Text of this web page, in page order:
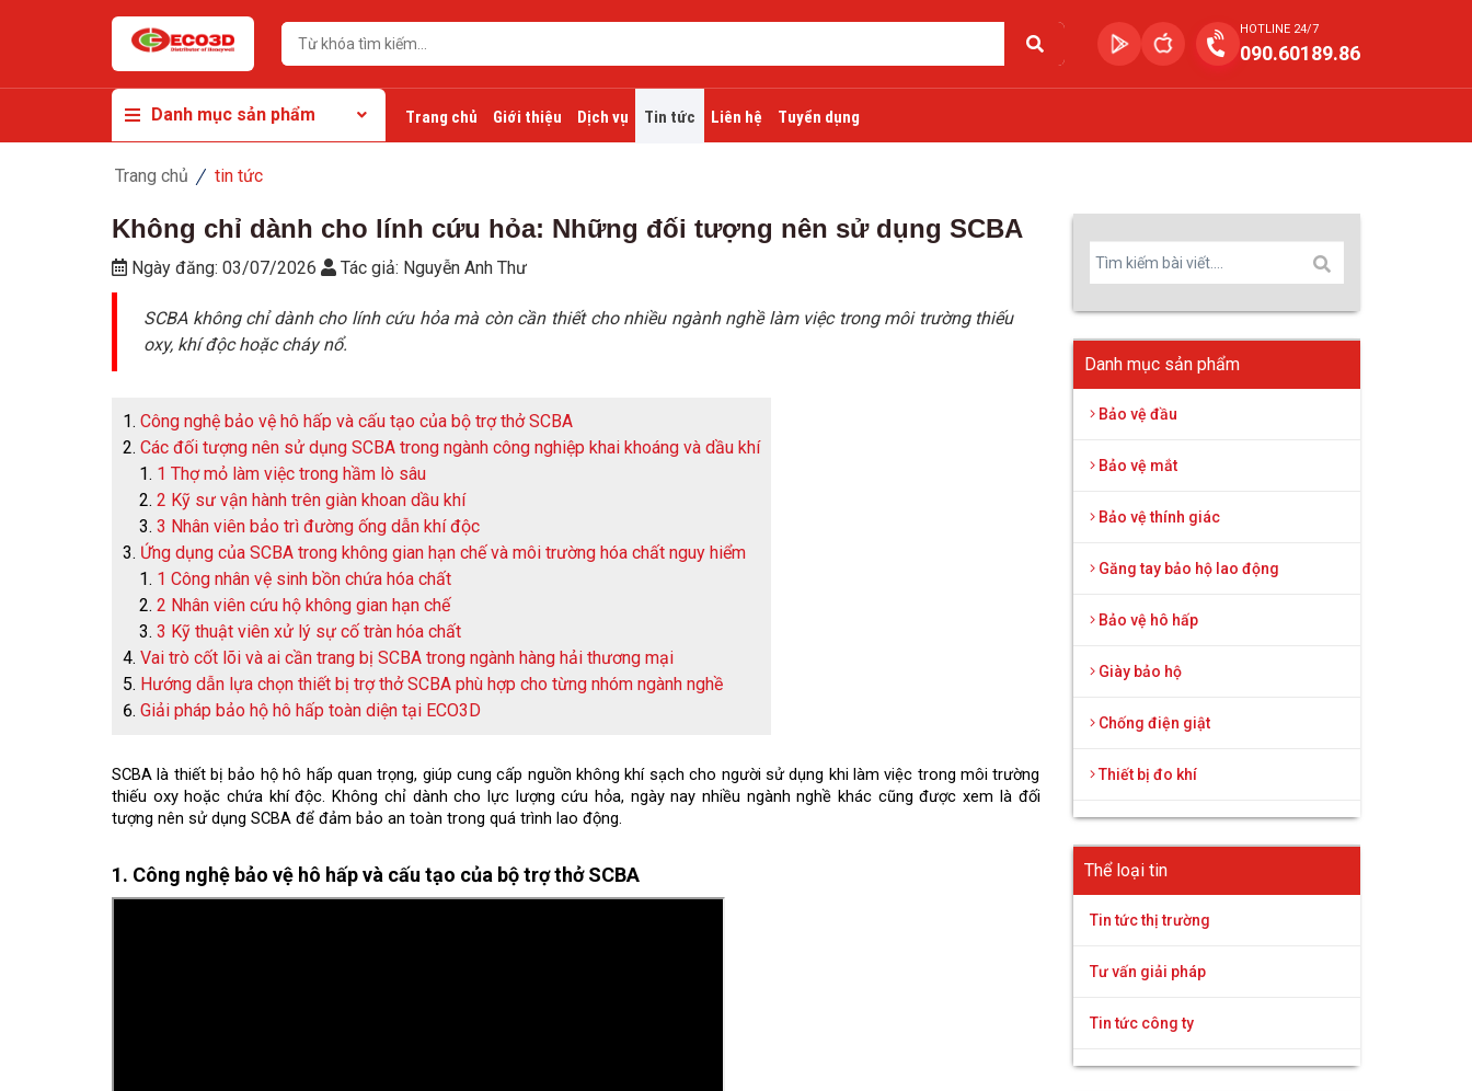
HOTLINE 24/7
090.60189.86
Danh mục sản phẩm Trang chủ Giới thiệu Dịch vụ Tin tức Liên hệ Tuyển dụng
Trang chủ tin tức
Không chỉ dành cho lính cứu hỏa: Những đối tượng nên sử dụng SCBA
Ngày đăng: 03/07/2026 Tác giả: Nguyễn Anh Thư
SCBA không chỉ dành cho lính cứu hỏa mà còn cần thiết cho nhiều ngành nghề làm việc trong môi trường thiếu
oxy, khí độc hoặc cháy nổ.
Công nghệ bảo vệ hô hấp và cấu tạo của bộ trợ thở SCBA
Các đối tượng nên sử dụng SCBA trong ngành công nghiệp khai khoáng và dầu khí
1 Thợ mỏ làm việc trong hầm lò sâu
2 Kỹ sư vận hành trên giàn khoan dầu khí
3 Nhân viên bảo trì đường ống dẫn khí độc
Ứng dụng của SCBA trong không gian hạn chế và môi trường hóa chất nguy hiểm
1 Công nhân vệ sinh bồn chứa hóa chất
2 Nhân viên cứu hộ không gian hạn chế
3 Kỹ thuật viên xử lý sự cố tràn hóa chất
Vai trò cốt lõi và ai cần trang bị SCBA trong ngành hàng hải thương mại
Hướng dẫn lựa chọn thiết bị trợ thở SCBA phù hợp cho từng nhóm ngành nghề
Giải pháp bảo hộ hô hấp toàn diện tại ECO3D
SCBA là thiết bị bảo hộ hô hấp quan trọng, giúp cung cấp nguồn không khí sạch cho người sử dụng khi làm việc trong môi trường
thiếu oxy hoặc chứa khí độc. Không chỉ dành cho lực lượng cứu hỏa, ngày nay nhiều ngành nghề khác cũng được xem là đối
tượng nên sử dụng SCBA để đảm bảo an toàn trong quá trình lao động.
1. Công nghệ bảo vệ hô hấp và cấu tạo của bộ trợ thở SCBA
Danh mục sản phẩm
Bảo vệ đầu
Bảo vệ mắt
Bảo vệ thính giác
Găng tay bảo hộ lao động
Bảo vệ hô hấp
Giày bảo hộ
Chống điện giật
Thiết bị đo khí
Thể loại tin
Tin tức thị trường
Tư vấn giải pháp
Tin tức công ty